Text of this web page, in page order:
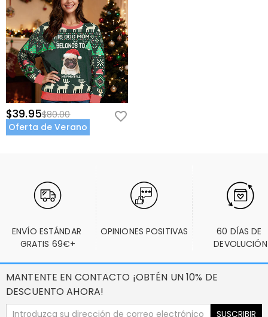
$39.95$80.00
Oferta de Verano
ENVÍO ESTÁNDAR
GRATIS 69€+
OPINIONES POSITIVAS
60 DÍAS DE
DEVOLUCIÓN
MANTENTE EN CONTACTO ¡OBTÉN UN 10% DE
DESCUENTO AHORA!
SUSCRIBIR